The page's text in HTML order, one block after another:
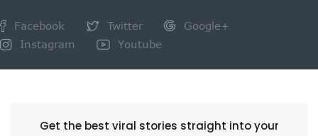
Facebook Twitter
Google+
Instagram
Youtube
Get the best viral stories straight into your